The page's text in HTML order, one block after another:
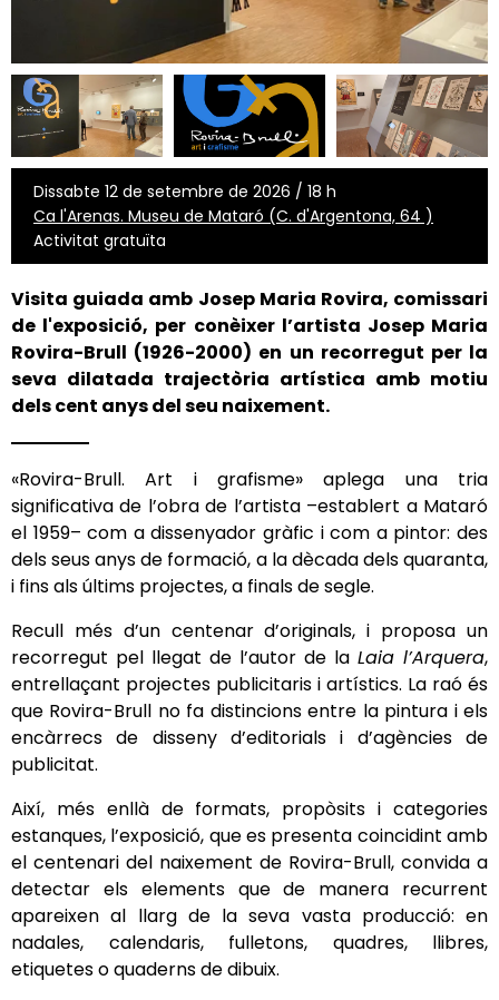
Dissabte 12 de setembre de 2026 / 18 h
Ca l'Arenas. Museu de Mataró (C. d'Argentona, 64 )
Activitat gratuïta
Visita guiada amb Josep Maria Rovira, comissari
de l'exposició, per conèixer l’artista Josep Maria
Rovira-Brull (1926-2000) en un recorregut per la
seva dilatada trajectòria artística amb motiu
dels cent anys del seu naixement.
«Rovira-Brull. Art i grafisme» aplega una tria
significativa de l’obra de l’artista –establert a Mataró
el 1959– com a dissenyador gràfic i com a pintor: des
dels seus anys de formació, a la dècada dels quaranta,
i fins als últims projectes, a finals de segle.
Recull més d’un centenar d’originals, i proposa un
recorregut pel llegat de l’autor de la Laia l’Arquera,
entrellaçant projectes publicitaris i artístics. La raó és
que Rovira-Brull no fa distincions entre la pintura i els
encàrrecs de disseny d’editorials i d’agències de
publicitat.
Així, més enllà de formats, propòsits i categories
estanques, l’exposició, que es presenta coincidint amb
el centenari del naixement de Rovira-Brull, convida a
detectar els elements que de manera recurrent
apareixen al llarg de la seva vasta producció: en
nadales, calendaris, fulletons, quadres, llibres,
etiquetes o quaderns de dibuix.